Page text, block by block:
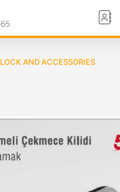
LOCK AND ACCESSORIES